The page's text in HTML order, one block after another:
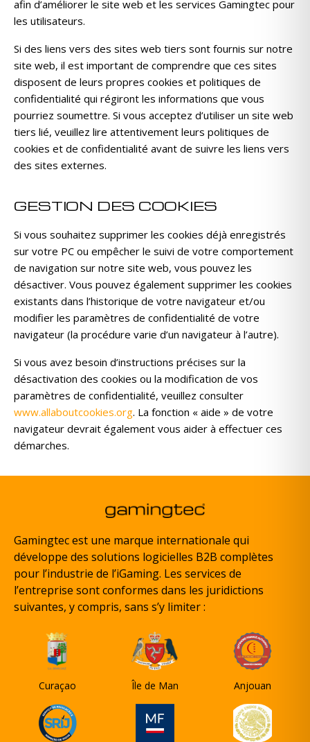
afin d’améliorer le site web et les services Gamingtec pour
les utilisateurs.
Si des liens vers des sites web tiers sont fournis sur notre
site web, il est important de comprendre que ces sites
disposent de leurs propres cookies et politiques de
confidentialité qui régiront les informations que vous
pourriez soumettre. Si vous acceptez d’utiliser un site web
tiers lié, veuillez lire attentivement leurs politiques de
cookies et de confidentialité avant de suivre les liens vers
des sites externes.
GESTION DES COOKIES
Si vous souhaitez supprimer les cookies déjà enregistrés
sur votre PC ou empêcher le suivi de votre comportement
de navigation sur notre site web, vous pouvez les
désactiver. Vous pouvez également supprimer les cookies
existants dans l’historique de votre navigateur et/ou
modifier les paramètres de confidentialité de votre
navigateur (la procédure varie d’un navigateur à l’autre).
Si vous avez besoin d’instructions précises sur la
désactivation des cookies ou la modification de vos
paramètres de confidentialité, veuillez consulter
www.allaboutcookies.org. La fonction « aide » de votre
navigateur devrait également vous aider à effectuer ces
démarches.
Gamingtec est une marque internationale qui
développe des solutions logicielles B2B complètes
pour l’industrie de l’iGaming. Les services de
l’entreprise sont conformes dans les juridictions
suivantes, y compris, sans s’y limiter :
Curaçao Île de Man Anjouan